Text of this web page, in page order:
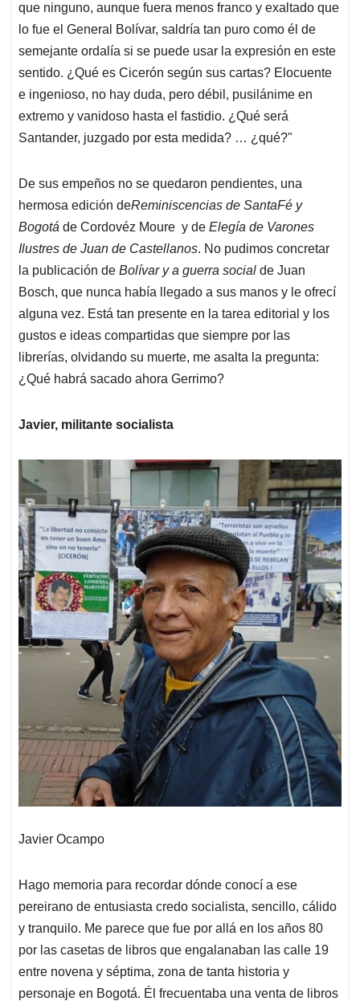
que ninguno, aunque fuera menos franco y exaltado que
lo fue el General Bolívar, saldría tan puro como él de
semejante ordalía si se puede usar la expresión en este
sentido. ¿Qué es Cicerón según sus cartas? Elocuente
e ingenioso, no hay duda, pero débil, pusilánime en
extremo y vanidoso hasta el fastidio. ¿Qué será
Santander, juzgado por esta medida? … ¿qué?"
De sus empeños no se quedaron pendientes, una
hermosa edición deReminiscencias de SantaFé y
Bogotá de Cordovéz Moure y de Elegía de Varones
Ilustres de Juan de Castellanos. No pudimos concretar
la publicación de Bolívar y a guerra social de Juan
Bosch, que nunca había llegado a sus manos y le ofrecí
alguna vez. Está tan presente en la tarea editorial y los
gustos e ideas compartidas que siempre por las
librerías, olvidando su muerte, me asalta la pregunta:
¿Qué habrá sacado ahora Gerrimo?
Javier, militante socialista
Javier Ocampo
Hago memoria para recordar dónde conocí a ese
pereirano de entusiasta credo socialista, sencillo, cálido
y tranquilo. Me parece que fue por allá en los años 80
por las casetas de libros que engalanaban las calle 19
entre novena y séptima, zona de tanta historia y
personaje en Bogotá. Él frecuentaba una venta de libros